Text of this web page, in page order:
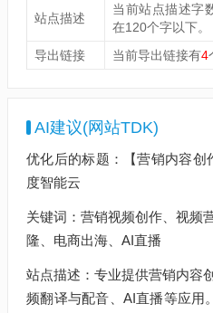
站点描述
当前站点描述字
在120个字以下。
导出链接
当前导出链接有4
AI建议(网站TDK)
优化后的标题：【营销内容
度智能云
关键词：营销视频创作、视频
隆、电商出海、AI直播
站点描述：专业提供营销内容
频翻译与配音、AI直播等应用